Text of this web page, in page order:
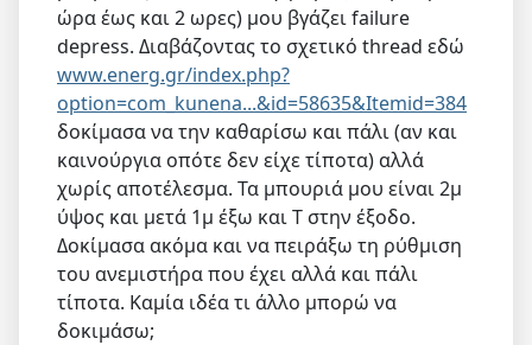
ώρα έως και 2 ωρες) μου βγάζει failure
depress. Διαβάζοντας το σχετικό thread εδώ
www.energ.gr/index.php?
option=com_kunena...&id=58635&Itemid=384
δοκίμασα να την καθαρίσω και πάλι (αν και
καινούργια οπότε δεν είχε τίποτα) αλλά
χωρίς αποτέλεσμα. Τα μπουριά μου είναι 2μ
ύψος και μετά 1μ έξω και Τ στην έξοδο.
Δοκίμασα ακόμα και να πειράξω τη ρύθμιση
του ανεμιστήρα που έχει αλλά και πάλι
τίποτα. Καμία ιδέα τι άλλο μπορώ να
δοκιμάσω;